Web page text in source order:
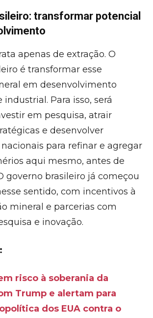
transformar potencial
apenas de extração. O
é transformar esse
em desenvolvimento
Para isso, será
em pesquisa, atrair
e desenvolver
para refinar e agregar
aqui mesmo, antes de
governo brasileiro já começou
sentido, com incentivos à
mineral e parcerias com
e inovação.
risco à soberania da
Trump e alertam para
dos EUA contra o